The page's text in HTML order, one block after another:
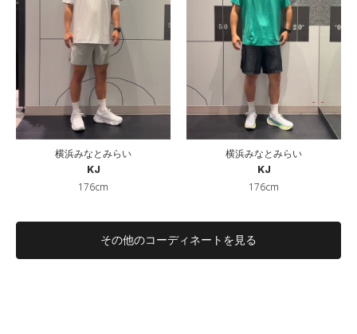
横浜みなとみらい
KJ
176cm
横浜みなとみらい
KJ
176cm
その他のコーディネートを見る